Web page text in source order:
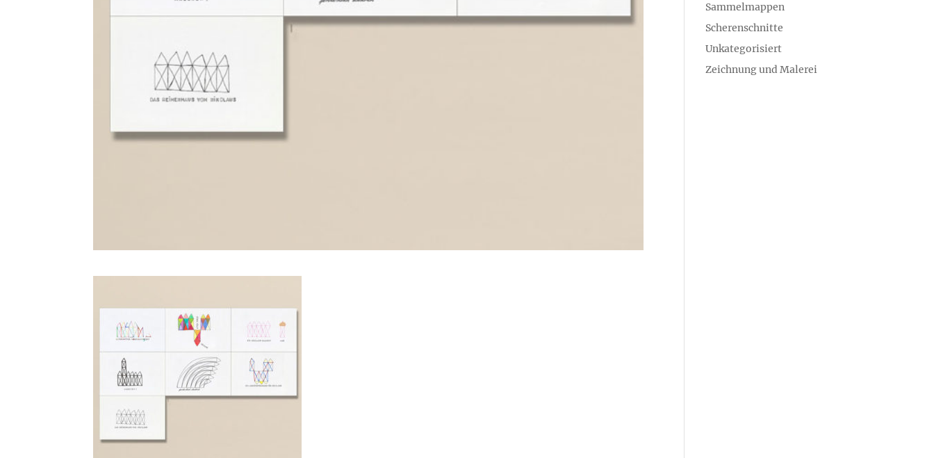
Sammelmappen
Scherenschnitte
Unkategorisiert
Zeichnung und Malerei